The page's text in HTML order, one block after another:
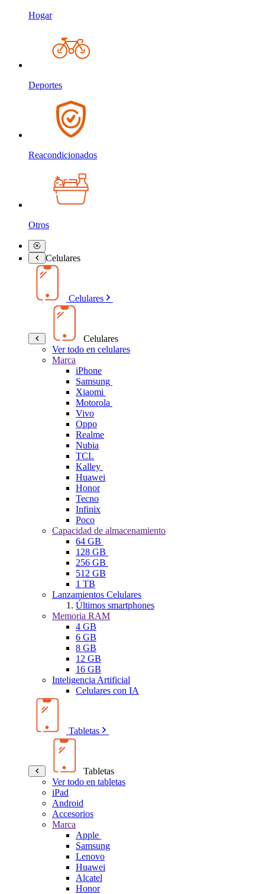
Hogar
Deportes
Reacondicionados
Otros
Celulares
Celulares
Celulares
Ver todo en celulares
Marca
iPhone
Samsung
Xiaomi
Motorola
Vivo
Oppo
Realme
Nubia
TCL
Kalley
Huawei
Honor
Tecno
Infinix
Poco
Capacidad de almacenamiento
64 GB
128 GB
256 GB
512 GB
1 TB
Lanzamientos Celulares
Últimos smartphones
Memoria RAM
4 GB
6 GB
8 GB
12 GB
16 GB
Inteligencia Artificial
Celulares con IA
Tabletas
Tabletas
Ver todo en tabletas
iPad
Android
Accesorios
Marca
Apple
Samsung
Lenovo
Huawei
Alcatel
Honor